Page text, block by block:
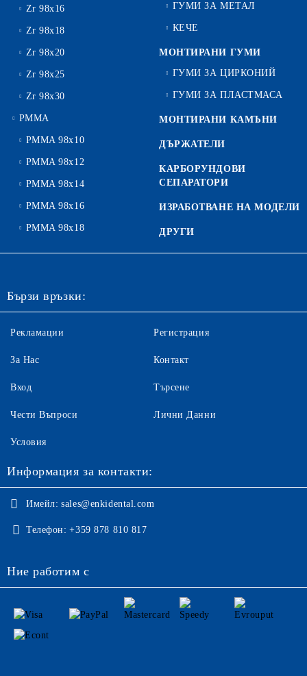
Zr 98x16
Zr 98x18
Zr 98x20
Zr 98x25
Zr 98x30
PMMA
PMMA 98x10
PMMA 98x12
PMMA 98x14
PMMA 98x16
PMMA 98x18
ГУМИ ЗА МЕТАЛ
КЕЧЕ
МОНТИРАНИ ГУМИ
ГУМИ ЗА ЦИРКОНИЙ
ГУМИ ЗА ПЛАСТМАСА
МОНТИРАНИ КАМЪНИ
ДЪРЖАТЕЛИ
КАРБОРУНДОВИ
СЕПАРАТОРИ
ИЗРАБОТВАНЕ НА МОДЕЛИ
ДРУГИ
Бързи връзки:
Рекламации
За Нас
Вход
Чести Въпроси
Регистрация
Контакт
Търсене
Лични Данни
Условия
Информация за контакти:
Имейл: sales@enkidental.com
Телефон: +359 878 810 817
Ние работим с